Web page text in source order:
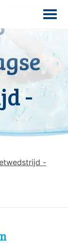
Search
for:
-
-